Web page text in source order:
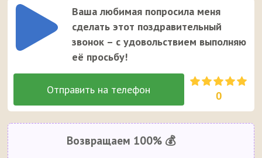
Ваша любимая попросила меня
сделать этот поздравительный
звонок – с удовольствием выполняю
её просьбу!
0
Возвращаем 100% 💰